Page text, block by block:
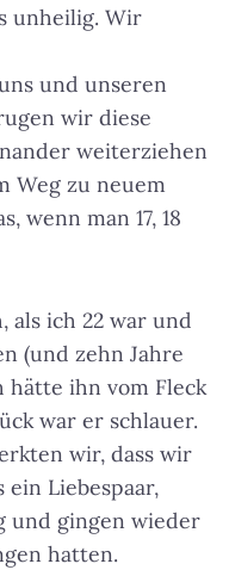
unheilig. Wir
und unseren
wir diese
weiterziehen
Weg zu neuem
wenn man 17, 18
als ich 22 war und
(und zehn Jahre
hätte ihn vom Fleck
war er schlauer.
wir, dass wir
Liebespaar,
und gingen wieder
hatten.